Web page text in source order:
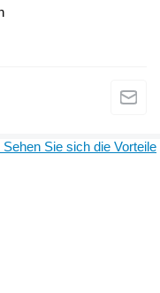
Sie sich die Vorteile